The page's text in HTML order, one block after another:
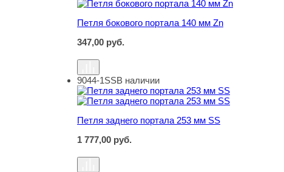
Петля бокового портала 140 мм Zn
347,00 руб.
Петля заднего портала 253 мм SS
9044-1SSВ наличии
Петля заднего портала 253 мм SS
1 777,00 руб.